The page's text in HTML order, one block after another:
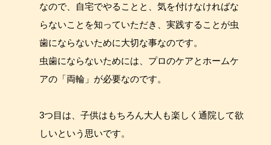
なので、自宅でやることと、気を付けなければな
らないことを知っていただき、実践することが虫
歯にならないために大切な事なのです。
虫歯にならないためには、プロのケアとホームケ
アの「両輪」が必要なのです。
3つ目は、子供はもちろん大人も楽しく通院して欲
しいという思いです。